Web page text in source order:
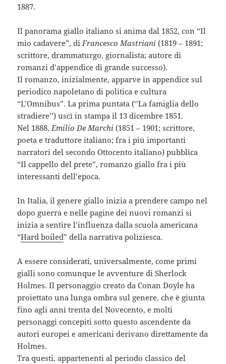
1887.
Il panorama giallo italiano si anima dal 1852, con “Il
mio cadavere”, di Francesco Mastriani (1819 – 1891;
scrittore, drammaturgo, giornalista; autore di
romanzi d’appendice di grande successo).
Il romanzo, inizialmente, apparve in appendice sul
periodico napoletano di politica e cultura
“L’Omnibus”. La prima puntata (‘’La famiglia dello
stradiere’’) uscì in stampa il 13 dicembre 1851.
Nel 1888, Emilio De Marchi (1851 – 1901; scrittore,
poeta e traduttore italiano; fra i più importanti
narratori del secondo Ottocento italiano) pubblica
“Il cappello del prete”, romanzo giallo fra i più
interessanti dell’epoca.
In Italia, il genere giallo inizia a prendere campo nel
dopo guerra e nelle pagine dei nuovi romanzi si
inizia a sentire l’influenza dalla scuola americana
“Hard boiled” della narrativa poliziesca.
A essere considerati, universalmente, come primi
gialli sono comunque le avventure di Sherlock
Holmes. Il personaggio creato da Conan Doyle ha
proiettato una lunga ombra sul genere, che è giunta
fino agli anni trenta del Novecento, e molti
personaggi concepiti sotto questo ascendente da
autori europei e americani derivano direttamente da
Holmes.
Tra questi, appartenenti al periodo classico del